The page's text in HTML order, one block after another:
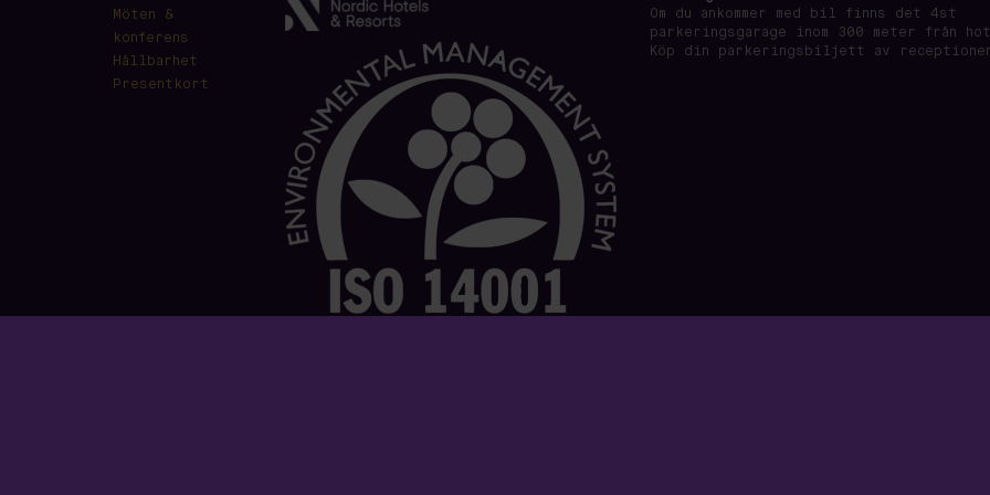
Möten &
konferens
Hållbarhet
Presentkort
Om du ankommer med bil finns det 4st
parkeringsgarage inom 300 meter från
Köp din parkeringsbiljett av